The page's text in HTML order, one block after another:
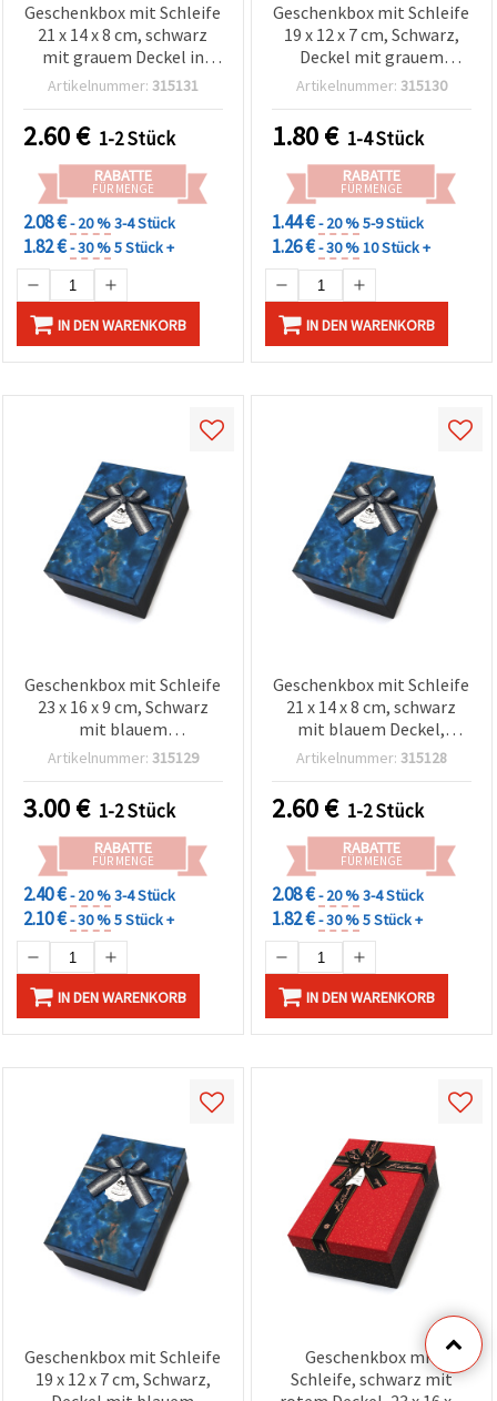
Geschenkbox mit Schleife
21 x 14 x 8 cm, schwarz
mit grauem Deckel in
Marmor-Optik
Artikelnummer: 315131
2.60€ 1-2 Stück
RABATTE
FÜR MENGE
2.08 €- 20 %3-4 Stück
1.82 €- 30 %5 Stück +
IN DEN WARENKORB
Geschenkbox mit Schleife
19 x 12 x 7 cm, Schwarz,
Deckel mit grauem
Marmoreffekt
Artikelnummer: 315130
1.80€ 1-4 Stück
RABATTE
FÜR MENGE
1.44 €- 20 %5-9 Stück
1.26 €- 30 %10 Stück +
IN DEN WARENKORB
Geschenkbox mit Schleife
23 x 16 x 9 cm, Schwarz
mit blauem
Marmoreffekt-Deckel
Artikelnummer: 315129
3.00€ 1-2 Stück
RABATTE
FÜR MENGE
2.40 €- 20 %3-4 Stück
2.10 €- 30 %5 Stück +
IN DEN WARENKORB
Geschenkbox mit Schleife
21 x 14 x 8 cm, schwarz
mit blauem Deckel,
Marmor-Optik
Artikelnummer: 315128
2.60€ 1-2 Stück
RABATTE
FÜR MENGE
2.08 €- 20 %3-4 Stück
1.82 €- 30 %5 Stück +
IN DEN WARENKORB
Geschenkbox mit Schleife
19 x 12 x 7 cm, Schwarz,
Geschenkbox mit
Schleife, schwarz mit